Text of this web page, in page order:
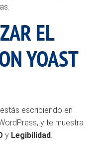
EL
YOAST
escribiendo en
y te muestra
y Legibilidad.